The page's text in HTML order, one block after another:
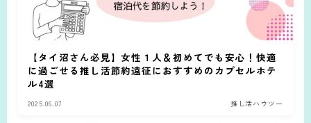
【タイ沼さん必見】女性１人＆初めてでも安心！快適
に過ごせる推し活節約遠征におすすめのカプセルホテ
ル4選
2025.06.07 推し活ハウツー